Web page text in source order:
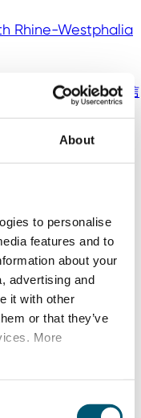
About
to personalise
features and to
about your
advertising and
it with other
or that they’ve
More
Rhine-Westphalia
お役立ち情報を配信